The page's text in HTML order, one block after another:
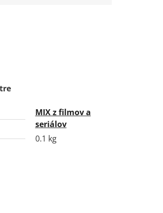
MIX z filmov a
seriálov
0.1 kg